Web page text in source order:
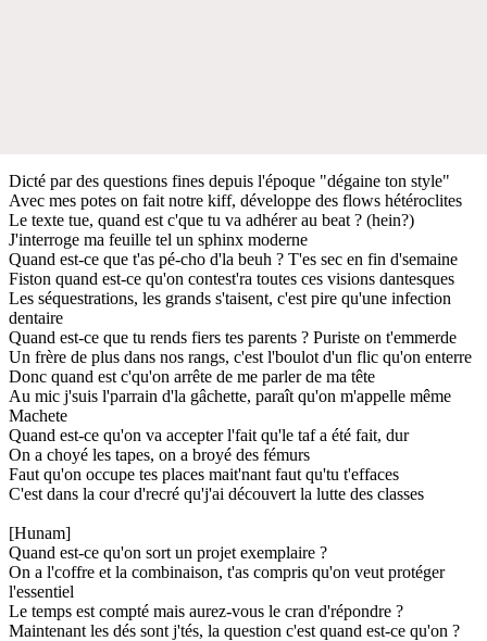
Dicté par des questions fines depuis l'époque "dégaine ton style"
Avec mes potes on fait notre kiff, développe des flows hétéroclites
Le texte tue, quand est c'que tu va adhérer au beat ? (hein?)
J'interroge ma feuille tel un sphinx moderne
Quand est-ce que t'as pé-cho d'la beuh ? T'es sec en fin d'semaine
Fiston quand est-ce qu'on contest'ra toutes ces visions dantesques
Les séquestrations, les grands s'taisent, c'est pire qu'une infection
dentaire
Quand est-ce que tu rends fiers tes parents ? Puriste on t'emmerde
Un frère de plus dans nos rangs, c'est l'boulot d'un flic qu'on enterre
Donc quand est c'qu'on arrête de me parler de ma tête
Au mic j'suis l'parrain d'la gâchette, paraît qu'on m'appelle même
Machete
Quand est-ce qu'on va accepter l'fait qu'le taf a été fait, dur
On a choyé les tapes, on a broyé des fémurs
Faut qu'on occupe tes places mait'nant faut qu'tu t'effaces
C'est dans la cour d'recré qu'j'ai découvert la lutte des classes
[Hunam]
Quand est-ce qu'on sort un projet exemplaire ?
On a l'coffre et la combinaison, t'as compris qu'on veut protéger
l'essentiel
Le temps est compté mais aurez-vous le cran d'répondre ?
Maintenant les dés sont j'tés, la question c'est quand est-ce qu'on ?